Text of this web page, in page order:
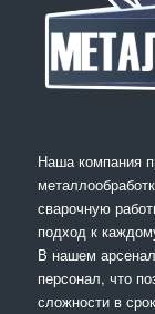
Наша компания
сварочную
подход к
В нашем
персонал, что
сложности в